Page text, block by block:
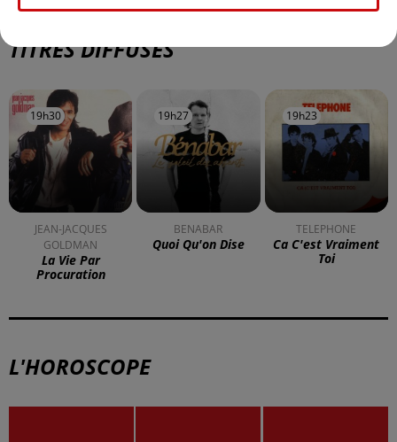
À LA UNE
DKL en direct du Casino Barrière
Blotzheim !
ouvre ses portes pendant 10 jours